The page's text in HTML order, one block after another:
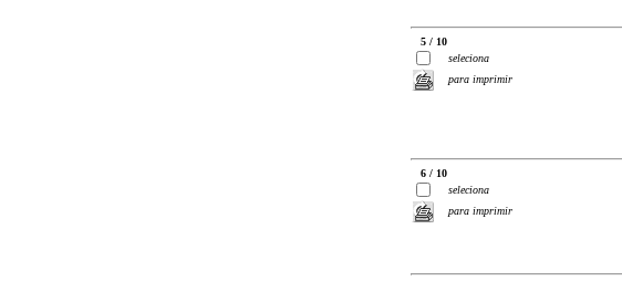
5 / 10
seleciona
para imprimir
6 / 10
seleciona
para imprimir